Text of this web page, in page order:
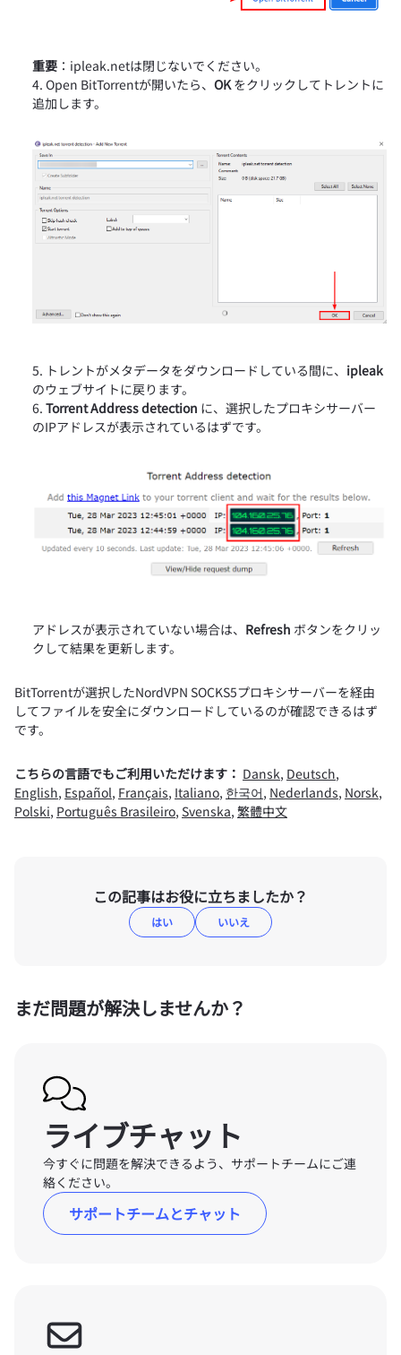
重要 ：ipleak.netは閉じないでください。
Open BitTorrentが開いたら、 OKをクリックしてトレントに
追加します。
トレントがメタデータをダウンロードしている間に、 ipleak
のウェブサイトに戻ります。
Torrent Address detection に、選択したプロキシサーバー
のIPアドレスが表示されているはずです。
アドレスが表示されていない場合は、 Refresh ボタンをクリッ
クして結果を更新します。
BitTorrentが選択したNordVPN SOCKS5プロキシサーバーを経由
してファイルを安全にダウンロードしているのが確認できるはず
です。
こちらの言語でもご利用いただけます： Dansk, Deutsch,
English, Español, Français, Italiano, 한국어, Nederlands, Norsk,
Polski, Português Brasileiro, Svenska, 繁體中文
この記事はお役に立ちましたか？
はい いいえ
まだ問題が解決しませんか？
ライブチャット
今すぐに問題を解決できるよう、サポートチームにご連
絡ください。
サポートチームとチャット